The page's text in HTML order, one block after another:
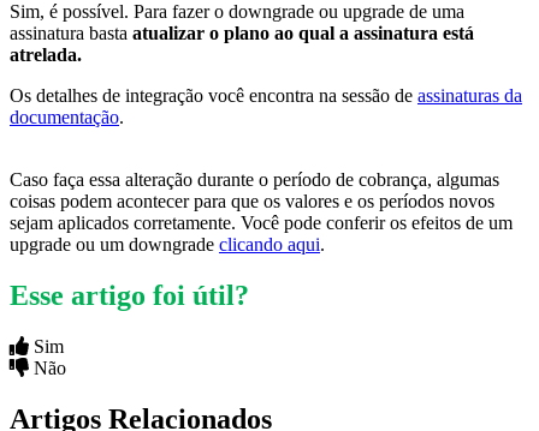
Sim, é possível. Para fazer o downgrade ou upgrade de uma
assinatura basta atualizar o plano ao qual a assinatura está
atrelada.
Os detalhes de integração você encontra na sessão de assinaturas da
documentação.
Caso faça essa alteração durante o período de cobrança, algumas
coisas podem acontecer para que os valores e os períodos novos
sejam aplicados corretamente. Você pode conferir os efeitos de um
upgrade ou um downgrade clicando aqui.
Esse artigo foi útil?
Sim
Não
Artigos Relacionados